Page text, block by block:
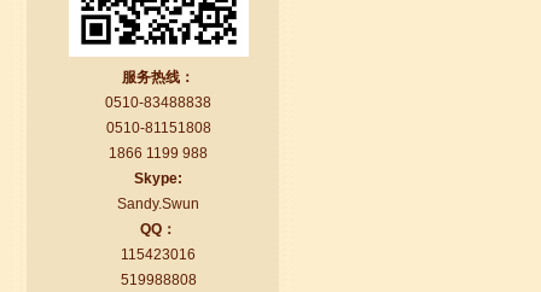
天我都学习中国文化...
服务热线：
0510-83488838
0510-81151808
1866 1199 988
Skype:
Sandy.Swun
QQ：
115423016
519988808